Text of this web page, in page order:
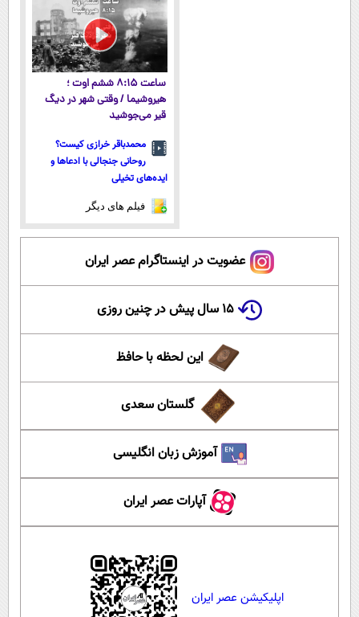
ساعت ۸:۱۵ ششم اوت ؛
هیروشیما / وقتی شهر در دیگ
قیر می‌جوشید
محمدباقر خرازی کیست؟
روحانی جنجالی با ادعاها و
ایده‌های تخیلی
فیلم های دیگر
عضویت در اینستاگرام عصر ایران
۱۵ سال پیش در چنین روزی
این لحظه با حافظ
گلستان سعدی
آموزش زبان انگلیسی
آپارات عصر ایران
اپلیکیشن عصر ایران